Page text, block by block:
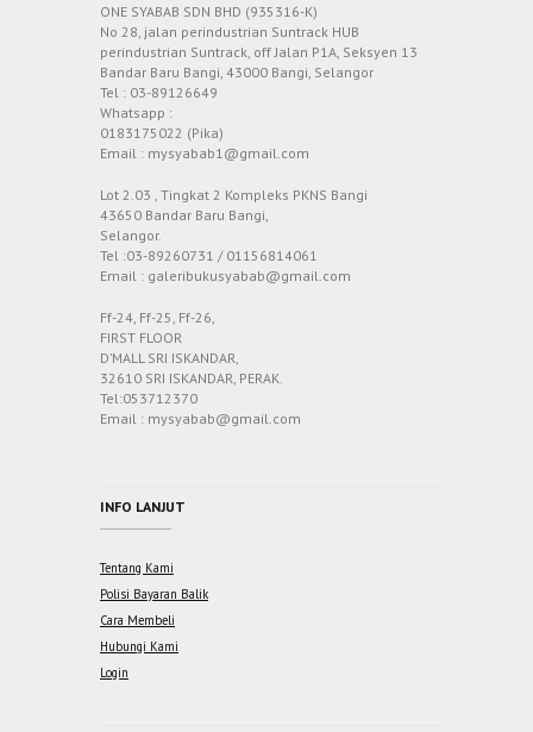
ONE SYABAB SDN BHD (935316-K)
No 28, jalan perindustrian Suntrack HUB
perindustrian Suntrack, off Jalan P1A, Seksyen 13
Bandar Baru Bangi, 43000 Bangi, Selangor
Tel : 03-89126649
Whatsapp :
0183175022 (Pika)
Email : mysyabab1@gmail.com
Lot 2.03 , Tingkat 2 Kompleks PKNS Bangi
43650 Bandar Baru Bangi,
Selangor.
Tel :03-89260731 / 01156814061
Email : galeribukusyabab@gmail.com
Ff-24, Ff-25, Ff-26,
FIRST FLOOR
D’MALL SRI ISKANDAR,
32610 SRI ISKANDAR, PERAK.
Tel:053712370
Email : mysyabab@gmail.com
INFO LANJUT
Tentang Kami
Polisi Bayaran Balik
Cara Membeli
Hubungi Kami
Login